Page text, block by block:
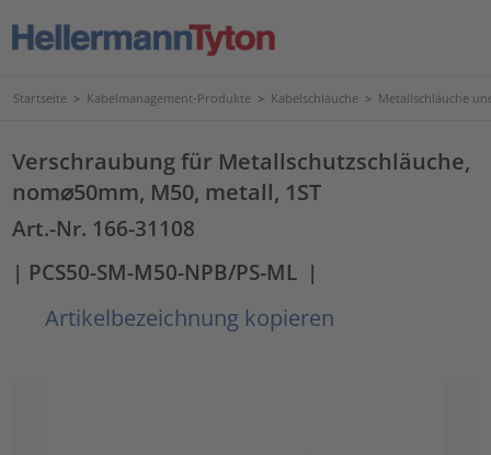
Startseite > Kabelmanagement-Produkte > Kabelschläuche > Metallschläuche
Verschraubung für Metallschutzschläuche,
nom⌀50mm, M50, metall, 1ST
Art.-Nr. 166-31108
| PCS50-SM-M50-NPB/PS-ML |
Artikelbezeichnung kopieren